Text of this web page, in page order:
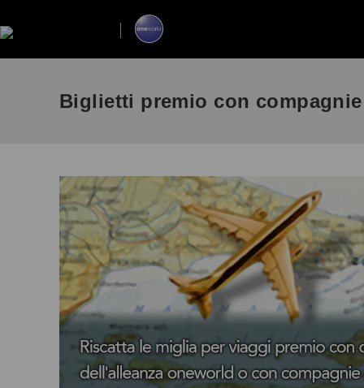
Biglietti premio con